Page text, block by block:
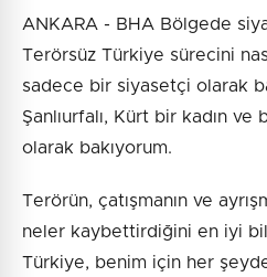
ANKARA - BHA Bölgede
Terörsüz Türkiye sürecini
sadece bir siyasetçi olarak
Şanlıurfalı, Kürt bir kadın ve
olarak bakıyorum.
Terörün, çatışmanın ve
neler kaybettirdiğini en iyi
Türkiye, benim için her